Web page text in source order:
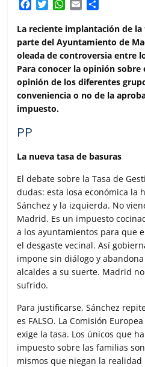
c
e
b
o
o
k
i
t
t
e
W
a
t
s
A
p
p
a
i
l
m
p
a
r
i
r
La reciente implantación de
parte del Ayuntamiento de
oleada de controversia entre
Para conocer la opinión
opinión de los diferentes
conveniencia o no de la
impuesto.
PP
La nueva tasa de basuras
El debate sobre la Tasa de
dudas: esta losa económica la
Sánchez y la izquierda. No
Madrid. Es un impuesto
a los ayuntamientos para que
el desgaste vecinal. Así
impone sin diálogo y
alcaldes a su suerte. Madrid
sufrido.
Para justificarse, Sánchez
es FALSO. La Comisión
exige la tasa. Los únicos que
impuesto sobre las familias
mismos que niegan la